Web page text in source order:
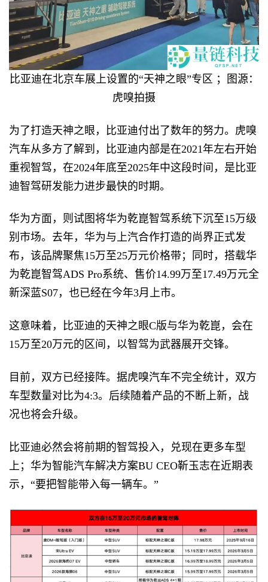
比亚迪在北京车展上设置的“天神之眼”专区 ；图源：
虎嗅拍摄
为了打造天神之眼，比亚迪付出了数年的努力。虎嗅
汽车从多方了解到，比亚迪内部是在2021年左右开始
重视智驾，在2024年底至2025年中这段时间，是比亚
迪智驾研发能力进步最快的时期。
华为方面，则试图将华为乾崑智驾系统下沉至15万级
别市场。去年，华为与上汽合作打造的尚界正式发
布，该品牌聚焦15万至25万元价格带；同时，搭载华
为乾崑智驾ADS Pro系统、售价14.99万至17.49万元全
新深蓝S07，也已经在今年3月上市。
这意味着，比亚迪的天神之眼C版与华为乾崑，会在
15万至20万元的区间，以智驾为武器展开交锋。
目前，双方已经接阵。据虎嗅汽车不完全统计，双方
车型数量对比为4:3。后续随着产品的不断上新，战
况也将会升级。
比亚迪必然会将前期的智驾投入，兑现在更多车型
上；华为智能汽车解决方案BU CEO靳玉志在近期表
示，“要把智能带入每一辆车。”